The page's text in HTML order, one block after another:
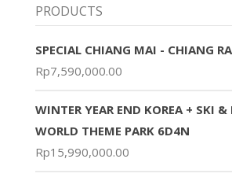
PRODUCTS
SPECIAL CHIANG MAI - CHIANG
Rp7,590,000.00
WINTER YEAR END KOREA + SKI &
WORLD THEME PARK 6D4N
Rp15,990,000.00